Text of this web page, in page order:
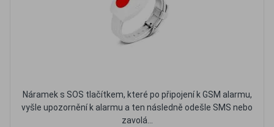
Náramek s SOS tlačítkem, které po připojení k GSM alarmu,
vyšle upozornění k alarmu a ten následně odešle SMS nebo
zavolá...